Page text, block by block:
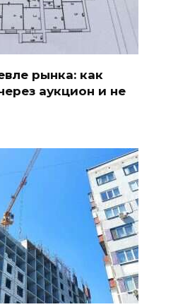
рынка: как
аукцион и не